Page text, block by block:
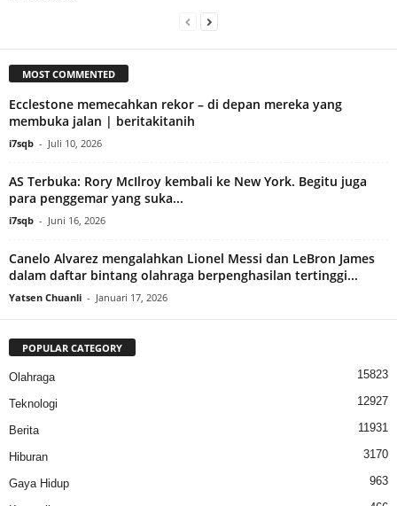
MOST COMMENTED
Ecclestone memecahkan rekor – di depan mereka yang
membuka jalan | beritakitanih
i7sqb - Juli 10, 2026
AS Terbuka: Rory McIlroy kembali ke New York. Begitu juga
para penggemar yang suka...
i7sqb - Juni 16, 2026
Canelo Alvarez mengalahkan Lionel Messi dan LeBron James
dalam daftar bintang olahraga berpenghasilan tertinggi...
Yatsen Chuanli - Januari 17, 2026
POPULAR CATEGORY
Olahraga 15823
Teknologi 12927
Berita 11931
Hiburan 3170
Gaya Hidup 963